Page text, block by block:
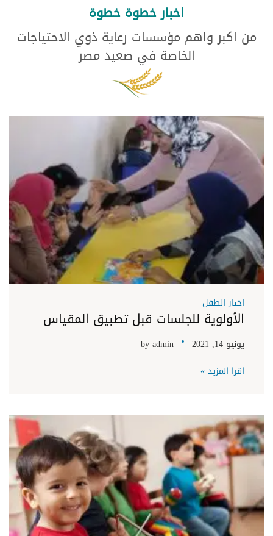
اخبار خطوة خطوة
من اكبر واهم مؤسسات رعاية ذوي الاحتياجات
الخاصة في صعيد مصر
اخبار الطفل
الأولوية للجلسات قبل تطبيق المقياس
يونيو 14, 2021 byadmin
اقرا المزيد »